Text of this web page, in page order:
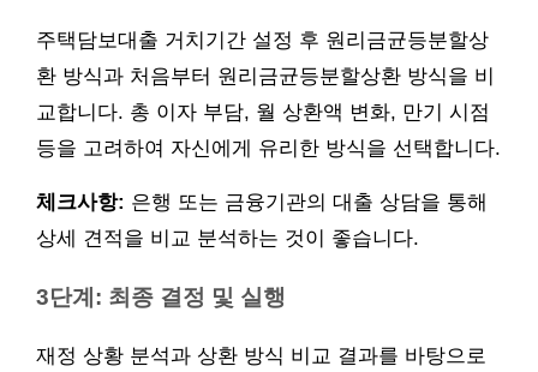
주택담보대출 거치기간 설정 후 원리금균등분할상
환 방식과 처음부터 원리금균등분할상환 방식을 비
교합니다. 총 이자 부담, 월 상환액 변화, 만기 시점
등을 고려하여 자신에게 유리한 방식을 선택합니다.
체크사항: 은행 또는 금융기관의 대출 상담을 통해
상세 견적을 비교 분석하는 것이 좋습니다.
3단계: 최종 결정 및 실행
재정 상황 분석과 상환 방식 비교 결과를 바탕으로